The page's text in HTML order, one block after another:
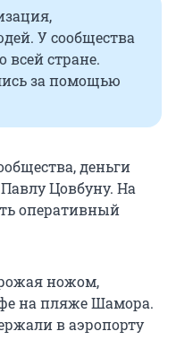
У сообщества
всей стране.
за помощью
деньги
Цовбуну. На
оперативный
ножом,
на пляже Шамора.
в аэропорту